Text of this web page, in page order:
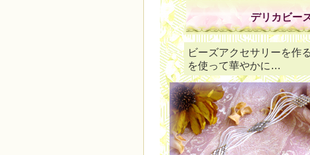
デリカビー
ビーズアクセサリーを作
を使って華やかに…